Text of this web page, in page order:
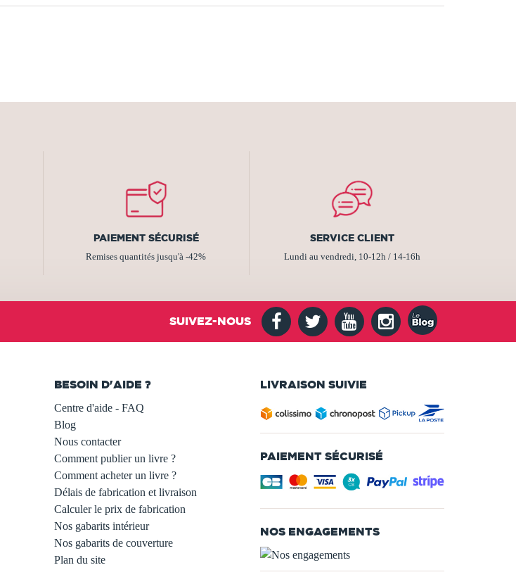
PAIEMENT SÉCURISÉ
Remises quantités jusqu'à -42%
SERVICE CLIENT
Lundi au vendredi, 10-12h / 14-16h
SUIVEZ-NOUS
BESOIN D'AIDE ?
Centre d'aide - FAQ
Blog
Nous contacter
Comment publier un livre ?
Comment acheter un livre ?
Délais de fabrication et livraison
Calculer le prix de fabrication
Nos gabarits intérieur
Nos gabarits de couverture
Plan du site
LIVRAISON SUIVIE
PAIEMENT SÉCURISÉ
NOS ENGAGEMENTS